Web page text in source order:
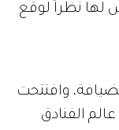
لها نظراً لوقع
وافتتحت
الفنادق